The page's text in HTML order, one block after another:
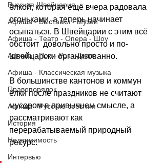
Русская Швейцария
Афиша - Выставки - Музеи
Афиша - Театр - Опера - Шоу
Афиша - Поп - Рок - Джаз
Афиша - Классическая музыка
Правопорядок
Афиша - Русские события
История
Недвижимость
Интервью
ёлкой, которая ещё вчера радовала
огоньками, а теперь начинает
осыпаться. В Швейцарии с этим всё
обстоит  довольно просто и по-
швейцарски организованно.
В большинстве кантонов и коммун
ёлки после праздников не считают
мусором в привычном смысле, а
рассматривают как
перерабатываемый природный
ресурс.